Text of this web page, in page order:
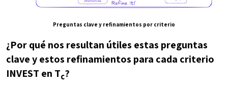
Preguntas clave y refinamientos por criterio
¿Por qué nos resultan útiles estas preguntas
clave y estos refinamientos para cada criterio
INVEST en Tc?